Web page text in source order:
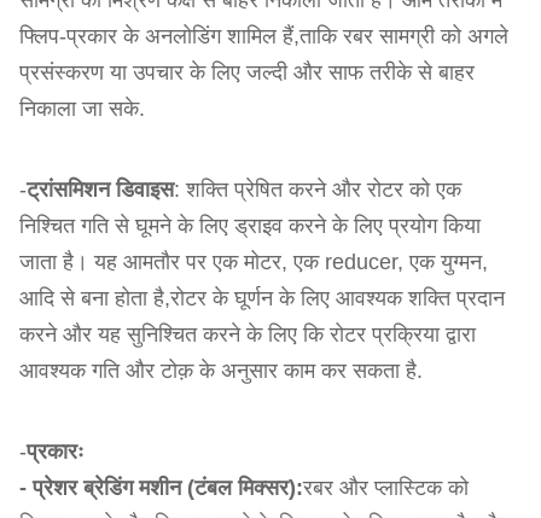
फ्लिप-प्रकार के अनलोडिंग शामिल हैं,ताकि रबर सामग्री को अगले
प्रसंस्करण या उपचार के लिए जल्दी और साफ तरीके से बाहर
निकाला जा सके.
-ट्रांसमिशन डिवाइस: शक्ति प्रेषित करने और रोटर को एक
निश्चित गति से घूमने के लिए ड्राइव करने के लिए प्रयोग किया
जाता है। यह आमतौर पर एक मोटर, एक reducer, एक युग्मन,
आदि से बना होता है,रोटर के घूर्णन के लिए आवश्यक शक्ति प्रदान
करने और यह सुनिश्चित करने के लिए कि रोटर प्रक्रिया द्वारा
आवश्यक गति और टोक़ के अनुसार काम कर सकता है.
-प्रकारः
- प्रेशर ब्रेडिंग मशीन (टंबल मिक्सर):रबर और प्लास्टिक को